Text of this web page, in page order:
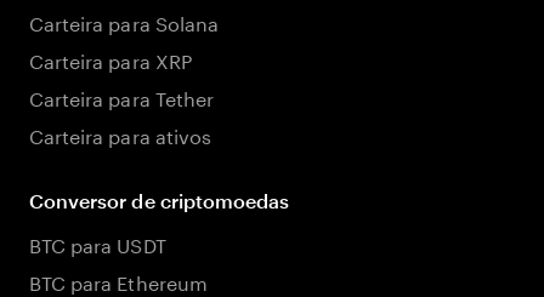
Carteira para Solana
Carteira para XRP
Carteira para Tether
Carteira para ativos
Conversor de criptomoedas
BTC para USDT
BTC para Ethereum